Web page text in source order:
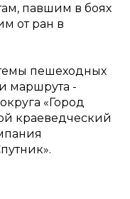
павшим в боях
от ран в
пешеходных
маршрута -
«Город
краеведческий